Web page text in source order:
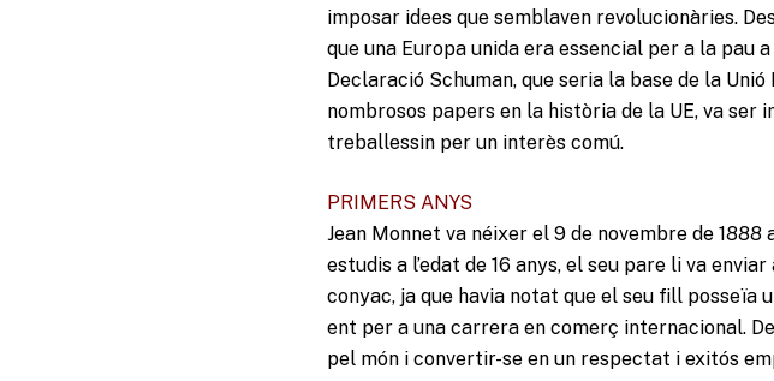
imposar idees que semblaven revolucionàries.
que una Europa unida era essencial per a la pau
Declaració Schuman, que seria la base de la
nombrosos papers en la història de la UE, va
treballessin per un interès comú.
PRIMERS ANYS
Jean Monnet va néixer el 9 de novembre de
estudis a l’edat de 16 anys, el seu pare li va enviar
conyac, ja que havia notat que el seu fill posseïa
ent per a una carrera en comerç internacional.
pel món i convertir-se en un respectat i exitós